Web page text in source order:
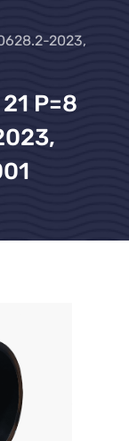
2023,
Р=8